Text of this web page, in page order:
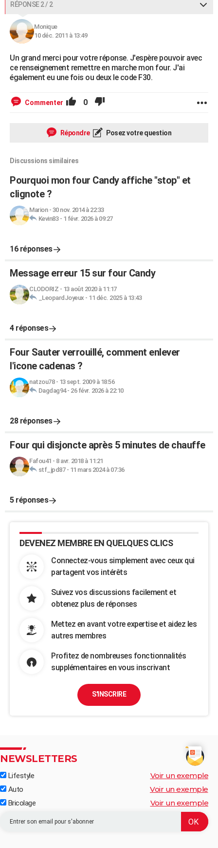
RÉPONSE 2 / 2
Monique
10 déc. 2011 à 13:49
Un grand merci pour votre réponse. J'espère pouvoir avec
ce renseignement remettre en marche mon four. J'ai
également eu une fois ou deux le code F30.
Commenter 0
Répondre Posez votre question
Discussions similaires
Pourquoi mon four Candy affiche "stop" et
clignote ?
Marion- 30 nov. 2014 à 22:33
Kevin83- 1 févr. 2026 à 09:27
16 réponses
Message erreur 15 sur four Candy
CLODORIZ - 13 août 2020 à 11:17
_LeopardJoyeux - 11 déc. 2025 à 13:43
4 réponses
Four Sauter verrouillé, comment enlever
l'icone cadenas ?
natzou78- 13 sept. 2009 à 18:56
Dagdag94- 26 févr. 2026 à 22:10
28 réponses
Four qui disjoncte après 5 minutes de chauffe
Fafou41 - 8 avr. 2018 à 11:21
stf_jpd87- 11 mars 2024 à 07:36
5 réponses
DEVENEZ MEMBRE EN QUELQUES CLICS
Connectez-vous simplement avec ceux qui
partagent vos intérêts
Suivez vos discussions facilement et
obtenez plus de réponses
Mettez en avant votre expertise et aidez les
autres membres
Profitez de nombreuses fonctionnalités
supplémentaires en vous inscrivant
S'INSCRIRE
NEWSLETTERS
Lifestyle Voir un exemple
Auto Voir un exemple
Bricolage Voir un exemple